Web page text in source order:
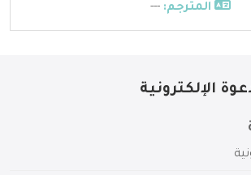
المترجم: ---
الإلكترونية